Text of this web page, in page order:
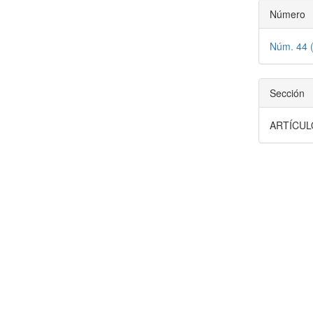
Número
Núm. 44
Sección